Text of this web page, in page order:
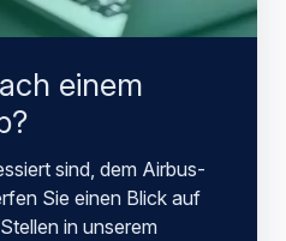
einem
sind, dem Airbus-
Sie einen Blick auf
in unserem